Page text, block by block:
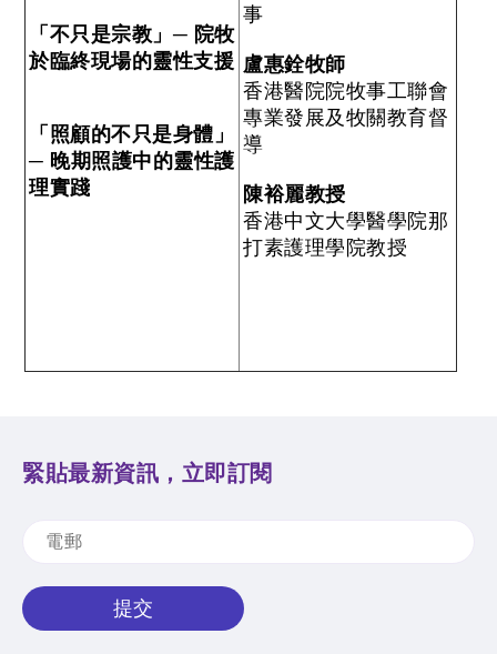
「不只是宗教」─ 院牧
於臨終現場的靈性支援
「照顧的不只是身體」
─ 晚期照護中的靈性護
理實踐
事
盧惠銓牧師
香港醫院院牧事工聯會
專業發展及牧關教育督
導
陳裕麗教授
香港中文大學醫學院那
打素護理學院教授
緊貼最新資訊，立即訂閱
提交